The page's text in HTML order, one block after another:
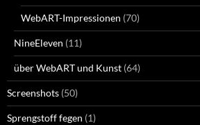
WebART-Impressionen (70)
NineEleven (11)
über WebART und Kunst (64)
Screenshots (50)
Sprengstoff fegen (1)